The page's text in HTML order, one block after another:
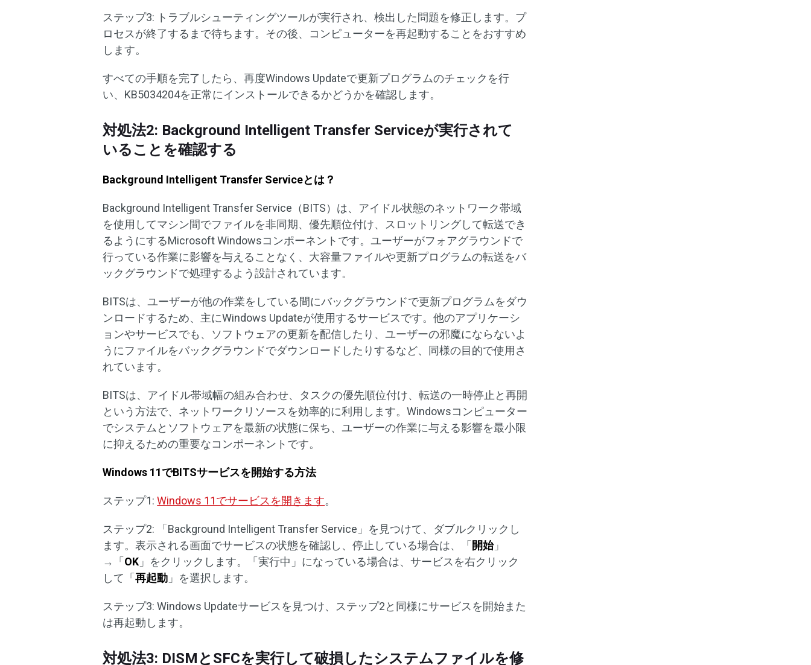
ステップ3: トラブルシューティングツールが実行され、検出した問題を修正します。プ
ロセスが終了するまで待ちます。その後、コンピューターを再起動することをおすすめ
します。
すべての手順を完了したら、再度Windows Updateで更新プログラムのチェックを行
い、KB5034204を正常にインストールできるかどうかを確認します。
対処法2: Background Intelligent Transfer Serviceが実行されて
いることを確認する
Background Intelligent Transfer Serviceとは？
Background Intelligent Transfer Service（BITS）は、アイドル状態のネットワーク帯域
を使用してマシン間でファイルを非同期、優先順位付け、スロットリングして転送でき
るようにするMicrosoft Windowsコンポーネントです。ユーザーがフォアグラウンドで
行っている作業に影響を与えることなく、大容量ファイルや更新プログラムの転送をバ
ックグラウンドで処理するよう設計されています。
BITSは、ユーザーが他の作業をしている間にバックグラウンドで更新プログラムをダウ
ンロードするため、主にWindows Updateが使用するサービスです。他のアプリケーシ
ョンやサービスでも、ソフトウェアの更新を配信したり、ユーザーの邪魔にならないよ
うにファイルをバックグラウンドでダウンロードしたりするなど、同様の目的で使用さ
れています。
BITSは、アイドル帯域幅の組み合わせ、タスクの優先順位付け、転送の一時停止と再開
という方法で、ネットワークリソースを効率的に利用します。Windowsコンピューター
でシステムとソフトウェアを最新の状態に保ち、ユーザーの作業に与える影響を最小限
に抑えるための重要なコンポーネントです。
Windows 11でBITSサービスを開始する方法
ステップ1:Windows 11でサービスを開きます。
ステップ2: 「Background Intelligent Transfer Service」を見つけて、ダブルクリックし
ます。表示される画面でサービスの状態を確認し、停止している場合は、「 開始」
→「 OK 」をクリックします。「実行中」になっている場合は、サービスを右クリック
して「再起動 」を選択します。
ステップ3: Windows Updateサービスを見つけ、ステップ2と同様にサービスを開始また
は再起動します。
対処法3: DISMとSFCを実行して破損したシステムファイルを修